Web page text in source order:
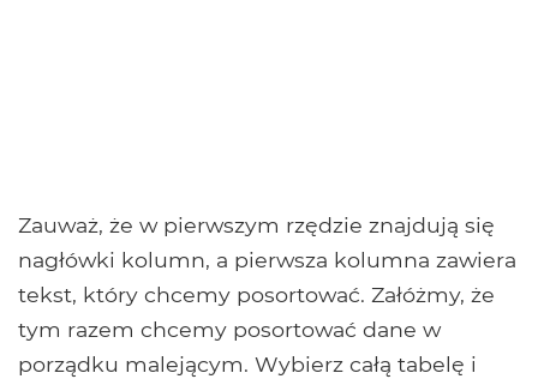
Zauważ, że w pierwszym rzędzie znajdują się
nagłówki kolumn, a pierwsza kolumna zawiera
tekst, który chcemy posortować. Załóżmy, że
tym razem chcemy posortować dane w
porządku malejącym. Wybierz całą tabelę i